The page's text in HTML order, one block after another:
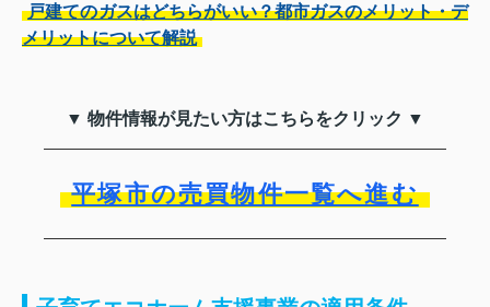
戸建てのガスはどちらがいい？都市ガスのメリット・デ
メリットについて解説
▼ 物件情報が見たい方はこちらをクリック ▼
平塚市の売買物件一覧へ進む